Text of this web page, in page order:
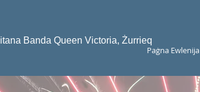
Banda Queen Victoria, Żurrieq
Paġna Ewlenija